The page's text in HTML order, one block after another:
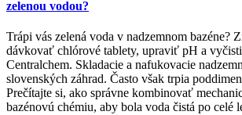
zelenou vodou?
Trápi vás zelená voda v nadzemnom bazéne?
dávkovať chlórové tablety, upraviť pH a
Centralchem. Skladacie a nafukovacie
slovenských záhrad. Často však trpia
Prečítajte si, ako správne kombinovať
bazénovú chémiu, aby bola voda čistá po celé